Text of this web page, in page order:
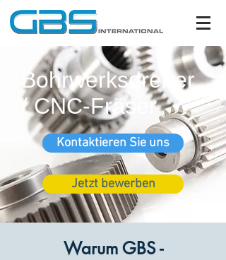
Bohrwerksdreher
/ CNC-Fräser
Kontaktieren Sie uns
Jetzt bewerben
Warum GBS -